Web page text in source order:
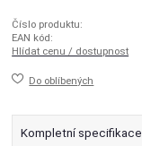
Číslo produktu:
EAN kód:
Hlídat cenu / dostupnost
Do oblíbených
Kompletní specifikace